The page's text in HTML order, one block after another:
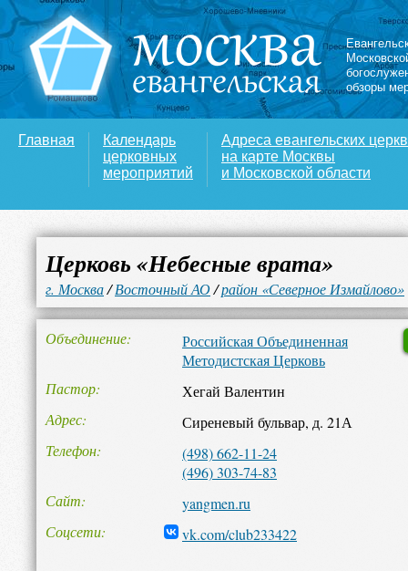
обзоры
Главная
Календарь
церковных
мероприятий
Адреса евангельских
на карте Москвы
и Московской области
Церковь «Небесные врата»
г. Москва/Восточный АО/район «Северное Измайлово»
Объединение
Российская Объединенная
Методистская Церковь
Пастор
Хегай Валентин
Адрес
Сиреневый бульвар, д. 21А
Телефон
(498) 662-11-24
(496) 303-74-83
Сайт
yangmen.ru
Соцсети
vk.com/club233422